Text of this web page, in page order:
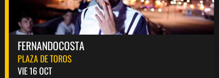
FERNANDOCOSTA
PLAZA DE TOROS
VIE 16 OCT